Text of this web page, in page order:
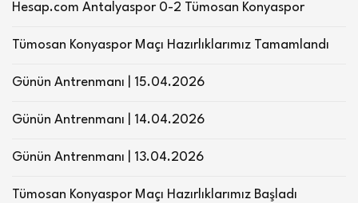
Hesap.com Antalyaspor 0-2 Tümosan Konyaspor
Tümosan Konyaspor Maçı Hazırlıklarımız Tamamlandı
Günün Antrenmanı | 15.04.2026
Günün Antrenmanı | 14.04.2026
Günün Antrenmanı | 13.04.2026
Tümosan Konyaspor Maçı Hazırlıklarımız Başladı